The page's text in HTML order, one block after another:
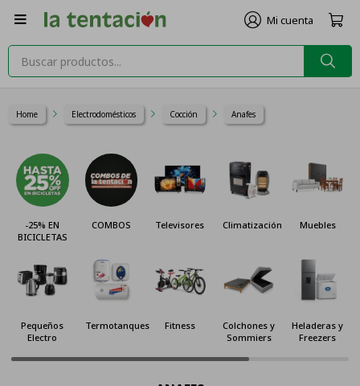

Home Electrodomésticos Cocción Anafes
COMBOS Televisores Climatización Muebles
Cocinas y
Termotanques Fitness
Colchones y
Heladeras y
Freezers
Celulares